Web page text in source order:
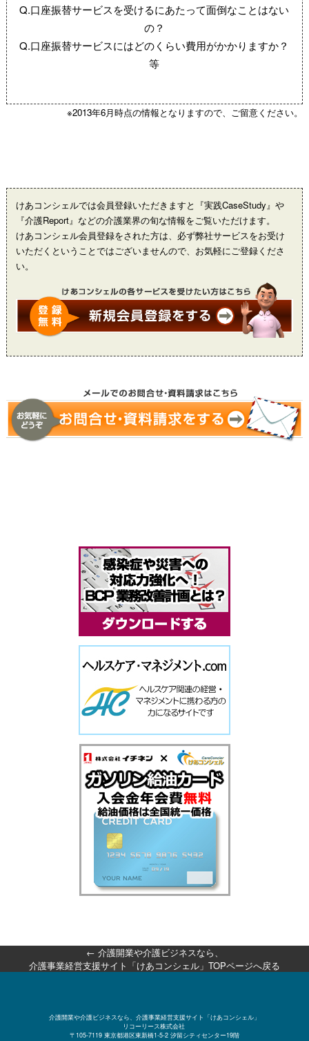
Q.口座振替サービスを受けるにあたって面倒なことはない
の？
Q.口座振替サービスにはどのくらい費用がかかりますか？
等
※2013年6月時点の情報となりますので、ご留意ください。
けあコンシェルでは会員登録いただきますと『実践CaseStudy』や
『介護Report』などの介護業界の旬な情報をご覧いただけます。
けあコンシェル会員登録をされた方は、必ず弊社サービスをお受け
いただくということではございませんので、お気軽にご登録くださ
い。
← 介護開業や介護ビジネスなら、
介護事業経営支援サイト「けあコンシェル」TOPページへ戻る
介護開業や介護ビジネスなら、介護事業経営支援サイト「けあコンシェル」
リコーリース株式会社
〒105-7119 東京都港区東新橋1-5-2 汐留シティセンター19階